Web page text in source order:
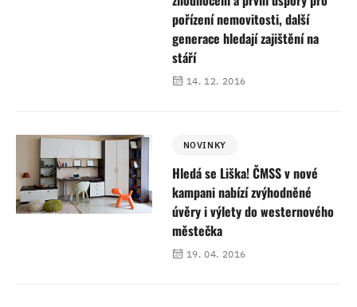
pořízení nemovitosti, další
generace hledají zajištění na
stáří
14. 12. 2016
NOVINKY
Hledá se Liška! ČMSS v nové
kampani nabízí zvýhodněné
úvěry i výlety do westernového
městečka
19. 04. 2016